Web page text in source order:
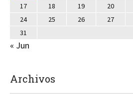
17
18 19 20
24
25 26 27
31
« Jun
Archivos